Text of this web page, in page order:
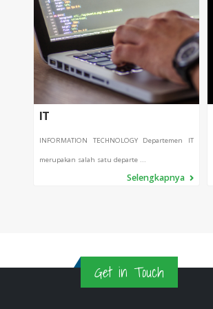
IT
INFORMATION TECHNOLOGY Departemen IT
merupakan salah satu departe ...
Selengkapnya
Get in Touch